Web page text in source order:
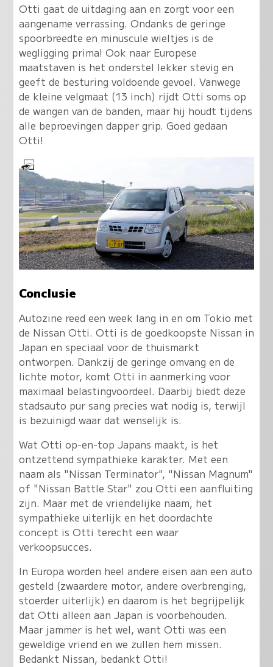
Otti gaat de uitdaging aan en zorgt voor een
aangename verrassing. Ondanks de geringe
spoorbreedte en minuscule wieltjes is de
wegligging prima! Ook naar Europese
maatstaven is het onderstel lekker stevig en
geeft de besturing voldoende gevoel. Vanwege
de kleine velgmaat (13 inch) rijdt Otti soms op
de wangen van de banden, maar hij houdt tijdens
alle beproevingen dapper grip. Goed gedaan
Otti!
Conclusie
Autozine reed een week lang in en om Tokio met
de Nissan Otti. Otti is de goedkoopste Nissan in
Japan en speciaal voor de thuismarkt
ontworpen. Dankzij de geringe omvang en de
lichte motor, komt Otti in aanmerking voor
maximaal belastingvoordeel. Daarbij biedt deze
stadsauto pur sang precies wat nodig is, terwijl
is bezuinigd waar dat wenselijk is.
Wat Otti op-en-top Japans maakt, is het
ontzettend sympathieke karakter. Met een
naam als "Nissan Terminator", "Nissan Magnum"
of "Nissan Battle Star" zou Otti een aanfluiting
zijn. Maar met de vriendelijke naam, het
sympathieke uiterlijk en het doordachte
concept is Otti terecht een waar
verkoopsucces.
In Europa worden heel andere eisen aan een auto
gesteld (zwaardere motor, andere overbrenging,
stoerder uiterlijk) en daarom is het begrijpelijk
dat Otti alleen aan Japan is voorbehouden.
Maar jammer is het wel, want Otti was een
geweldige vriend en we zullen hem missen.
Bedankt Nissan, bedankt Otti!